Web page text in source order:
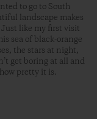
to go to South
landscape makes
like my first visit
sea of black-orange
the stars at night,
get boring at all and
pretty it is.